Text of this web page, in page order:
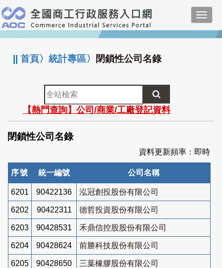
跳
到
主
要
:::
||首頁〉統計專區〉 閉鎖性公司名錄
全
站
檢
索
【熱門查詢】公司/商業/工廠登記資料
閉鎖性公司名錄
資料更新頻率：即時
序號 統一編號 公司名稱
6201 90422136 泓冠創投股份有限公司
6202 90422311 德哲投資股份有限公司
6203 90428531 禾鼎信控股股份有限公司
6204 90428624 前勝科技股份有限公司
6205 90428650 三葉橡膠股份有限公司